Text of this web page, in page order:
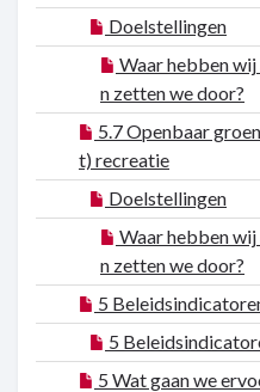
Doelstellingen
Waar hebben
n zetten we door?
5.7 Openbaar
t) recreatie
Doelstellingen
Waar hebben
n zetten we door?
5
5
5 Wat gaan we